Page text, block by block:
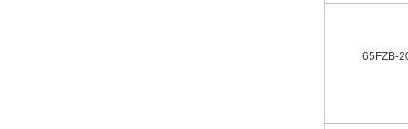
65FZB-